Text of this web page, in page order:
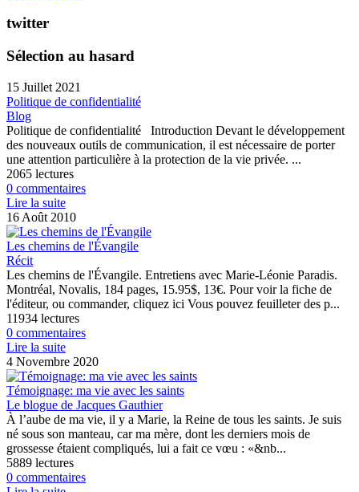
twitter
Sélection au hasard
15 Juillet 2021
Politique de confidentialité
Blog
Politique de confidentialité Introduction Devant le développement
des nouveaux outils de communication, il est nécessaire de porter
une attention particulière à la protection de la vie privée. ...
2065 lectures
0 commentaires
Lire la suite
16 Août 2010
Les chemins de l'Évangile
Récit
Les chemins de l'Évangile. Entretiens avec Marie-Léonie Paradis.
Montréal, Novalis, 184 pages, 15.95$, 13€. Pour voir la fiche de
l'éditeur, ou commander, cliquez ici Vous pouvez feuilleter des p...
11934 lectures
0 commentaires
Lire la suite
4 Novembre 2020
Témoignage: ma vie avec les saints
Le blogue de Jacques Gauthier
À l’aube de ma vie, il y a Marie, la Reine de tous les saints. Je suis
né sous son manteau, car ma mère, dont les derniers mois de
grossesse étaient compliqués, lui a fait ce vœu : «&nb...
5889 lectures
0 commentaires